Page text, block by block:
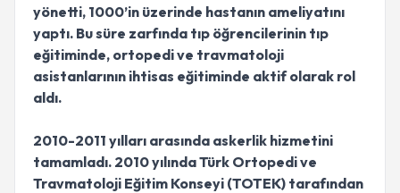
yönetti, 1000’in üzerinde hastanın ameliyatını
yaptı. Bu süre zarfında tıp öğrencilerinin tıp
eğitiminde, ortopedi ve travmatoloji
asistanlarının ihtisas eğitiminde aktif olarak rol
aldı.
2010-2011 yılları arasında askerlik hizmetini
tamamladı. 2010 yılında Türk Ortopedi ve
Travmatoloji Eğitim Konseyi (TOTEK) tarafından